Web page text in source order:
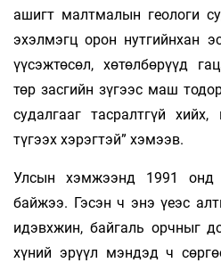
ашигт малтмалын геологи
эхэлмэгц орон нутгийнхан
үүсэжтөсөл, хөтөлбөрүүд
төр засгийн зүгээс маш
судалгааг тасралтгүй
түгээх хэрэгтэй” хэмээв.
Улсын хэмжээнд 1991
байжээ. Гэсэн ч энэ үеэс
идэвхжин, байгаль орчныг
хүний эрүүл мэндэд ч